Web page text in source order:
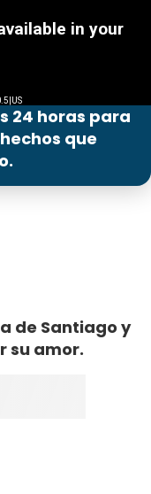
24 horas para
que
de Santiago y
su amor.